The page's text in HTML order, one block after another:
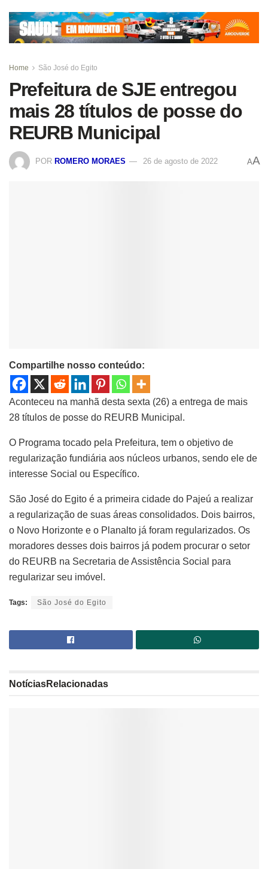
Home São José do Egito
Prefeitura de SJE entregou
mais 28 títulos de posse do
REURB Municipal
POR ROMERO MORAES 26 de agosto de 2022 AA
Compartilhe nosso conteúdo:
Aconteceu na manhã desta sexta (26) a entrega de mais
28 títulos de posse do REURB Municipal.
O Programa tocado pela Prefeitura, tem o objetivo de
regularização fundiária aos núcleos urbanos, sendo ele de
interesse Social ou Específico.
São José do Egito é a primeira cidade do Pajeú a realizar
a regularização de suas áreas consolidados. Dois bairros,
o Novo Horizonte e o Planalto já foram regularizados. Os
moradores desses dois bairros já podem procurar o setor
do REURB na Secretaria de Assistência Social para
regularizar seu imóvel.
Tags: São José do Egito
NotíciasRelacionadas